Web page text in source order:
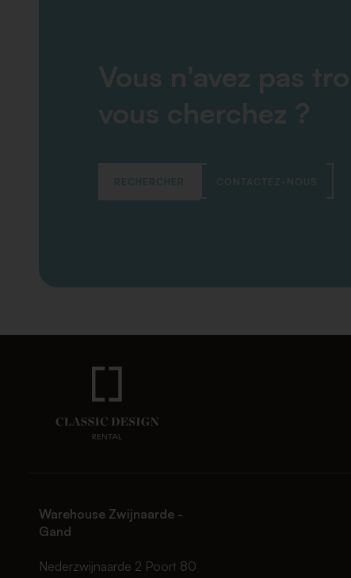
Vous n'avez pas
vous cherchez ?
RECHERCHER CONTACTEZ-NOUS
Warehouse Zwijnaarde -
Gand
Nederzwijnaarde 2 Poort 80